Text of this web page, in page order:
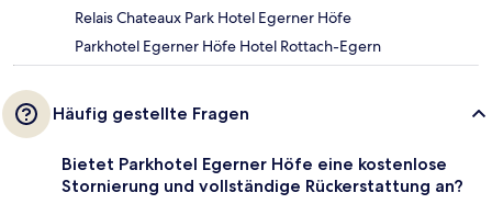
Relais Chateaux Park Hotel Egerner Höfe
Parkhotel Egerner Höfe Hotel Rottach-Egern
Häufig gestellte Fragen
Bietet Parkhotel Egerner Höfe eine kostenlose
Stornierung und vollständige Rückerstattung an?